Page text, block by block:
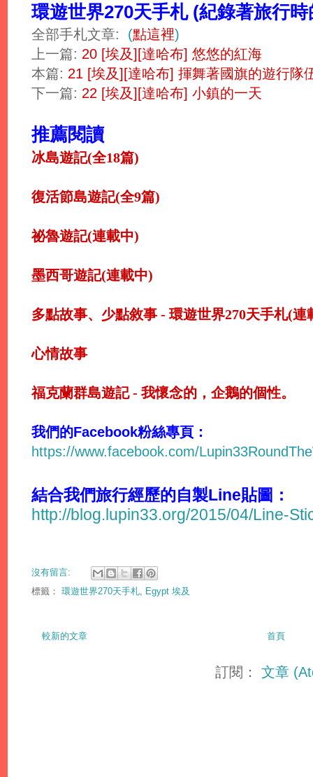
環遊世界270天手札 (紀錄著旅行
全部手札文章: (點這裡)
上一篇: 20 [埃及][達哈布] 悠悠的紅海
本篇: 21 [埃及][達哈布] 揮舞著國旗的遊行隊
下一篇: 22 [埃及][達哈布] 小鎮的一天
推薦閱讀
冰島遊記(全18篇)
復活節島遊記(全9篇)
祕魯遊記(連載中)
墨西哥遊記(連載中)
多點故事、少點敘事 - 環遊世界270天手札(連
心情故事
福克蘭群島遊記 - 我懷念的，企鵝的個性。
我們的Facebook粉絲專頁：
https://www.facebook.com/
結合我們旅行經歷的自製Line貼圖：
http://blog.lupin33.org/2015/04/Line-
沒有留言:
標籤： 環遊世界270天手札, Egypt 埃及
較新的文章 首頁
訂閱：文章